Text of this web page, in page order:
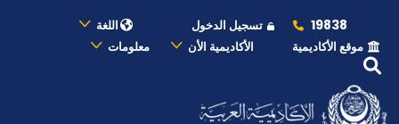
19838 تسجيل الدخول
اللغة
موقع الأكاديمية
الأكاديمية الأن معلومات